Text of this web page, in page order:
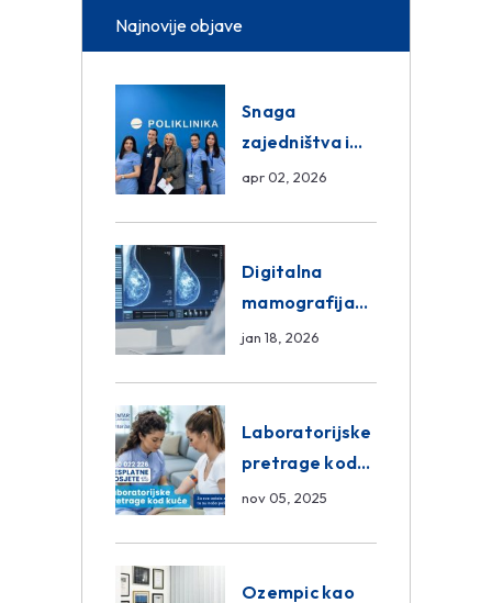
Najnovije objave
Snaga
zajedništva i
razmjena
Group
apr 02, 2026
Digitalna
mamografija
Sarajevo –
Centar
Poliklinika
jan 18, 2026
Laboratorijske
pretrage kod
kuće – novo u
Poliklinici
nov 05, 2025
Ozempic kao